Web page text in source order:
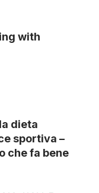
with
dieta
sportiva –
che fa bene